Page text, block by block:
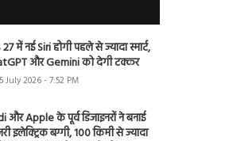
में नई Siri होगी पहले से ज्यादा स्मार्ट,
और Gemini को देगी टक्कर
July 2026 - 7:52 PM
और Apple के पूर्व डिजाइनरों ने बनाई
इलेक्ट्रिक बग्गी, 100 किमी से ज्यादा